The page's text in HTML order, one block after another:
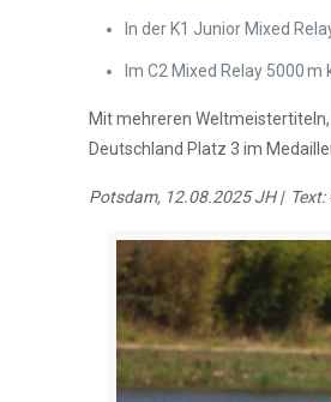
In der K1 Junior Mixed
Im C2 Mixed Relay 5000
Mit mehreren
Deutschland Platz 3 im
Potsdam, 12.08.2025 JH | Text: